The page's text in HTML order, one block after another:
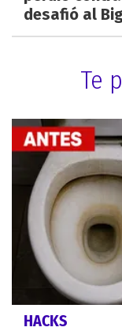
desafió al
Te
HACKS